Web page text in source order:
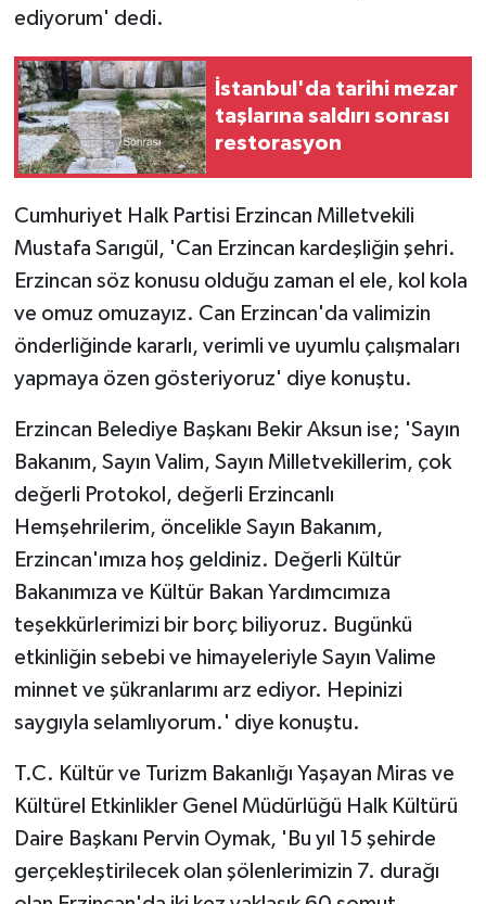
ediyorum' dedi.
İstanbul'da tarihi mezar
taşlarına saldırı sonrası
restorasyon
Cumhuriyet Halk Partisi Erzincan Milletvekili
Mustafa Sarıgül, 'Can Erzincan kardeşliğin şehri.
Erzincan söz konusu olduğu zaman el ele, kol kola
ve omuz omuzayız. Can Erzincan'da valimizin
önderliğinde kararlı, verimli ve uyumlu çalışmaları
yapmaya özen gösteriyoruz' diye konuştu.
Erzincan Belediye Başkanı Bekir Aksun ise; 'Sayın
Bakanım, Sayın Valim, Sayın Milletvekillerim, çok
değerli Protokol, değerli Erzincanlı
Hemşehrilerim, öncelikle Sayın Bakanım,
Erzincan'ımıza hoş geldiniz. Değerli Kültür
Bakanımıza ve Kültür Bakan Yardımcımıza
teşekkürlerimizi bir borç biliyoruz. Bugünkü
etkinliğin sebebi ve himayeleriyle Sayın Valime
minnet ve şükranlarımı arz ediyor. Hepinizi
saygıyla selamlıyorum.' diye konuştu.
T.C. Kültür ve Turizm Bakanlığı Yaşayan Miras ve
Kültürel Etkinlikler Genel Müdürlüğü Halk Kültürü
Daire Başkanı Pervin Oymak, 'Bu yıl 15 şehirde
gerçekleştirilecek olan şölenlerimizin 7. durağı